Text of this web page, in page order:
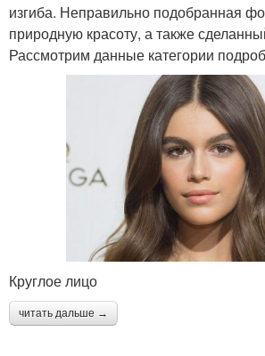
изгиба. Неправильно подобранная
природную красоту, а также
Рассмотрим данные категории
Круглое лицо
читать дальше →